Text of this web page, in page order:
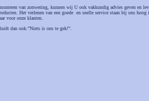
van zonwering, kunnen wij U ook vakkundig advies geven en
Het verlenen van een goede en snelle service staan bij ons
voor onze klanten.
dan ook:”Niets is ons te gek!”.